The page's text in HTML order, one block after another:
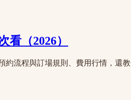
（2026）
流程與訂場規則、費用行情，還